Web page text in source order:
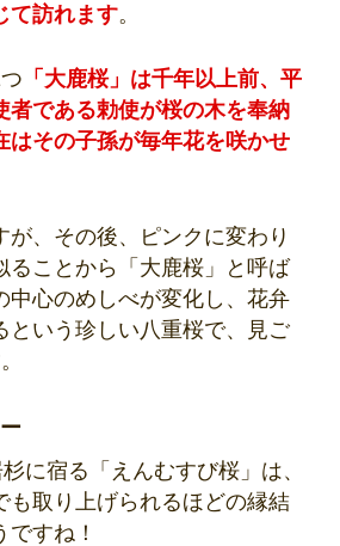
て訪れます。
「大鹿桜」は千年以上前、平
者である勅使が桜の木を奉納
はその子孫が毎年花を咲かせ
が、その後、ピンクに変わり
ることから「大鹿桜」と呼ば
中心のめしべが変化し、花弁
という珍しい八重桜で、見ご
に宿る「えんむすび桜」は、
も取り上げられるほどの縁結
すね！